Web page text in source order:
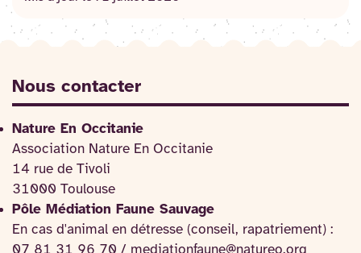
Nous contacter
Nature En Occitanie
Association Nature En Occitanie
14 rue de Tivoli
31000 Toulouse
Pôle Médiation Faune Sauvage
En cas d'animal en détresse (conseil, rapatriement) :
07 81 31 96 70 / mediationfaune@natureo.org